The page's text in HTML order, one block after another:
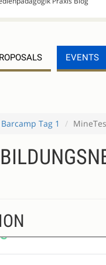
EVENTS
Barcamp Tag 1